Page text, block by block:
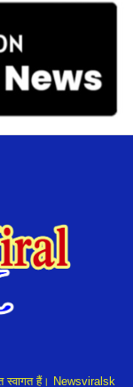
स्वागत हैं। Newsviralsk